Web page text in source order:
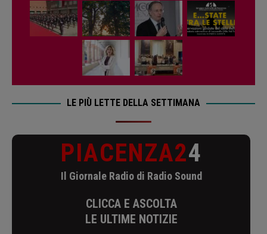
LE PIÙ LETTE DELLA SETTIMANA
PIACENZA24
Il Giornale Radio di Radio Sound
CLICCA E ASCOLTA
LE ULTIME NOTIZIE